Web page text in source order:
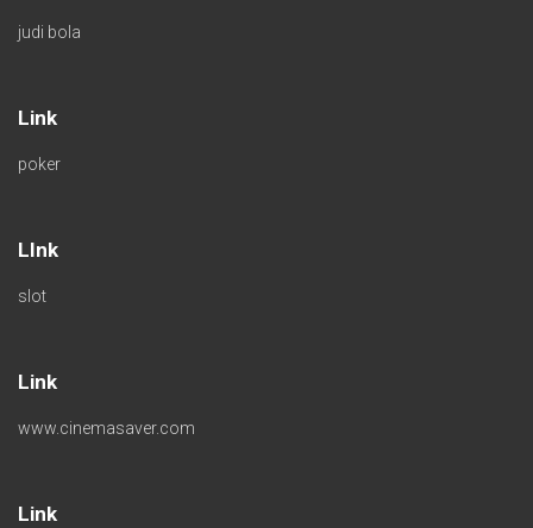
judi bola
Link
poker
LInk
slot
Link
www.cinemasaver.com
Link